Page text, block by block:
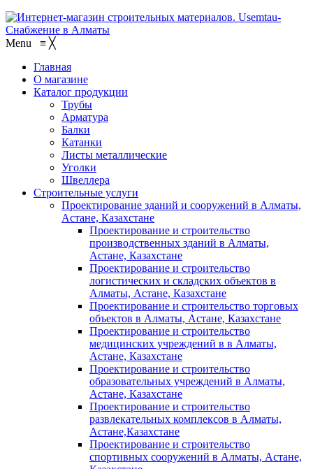
Menu ≡ ╳
Главная
О магазине
Каталог продукции
Трубы
Арматура
Балки
Катанки
Листы металлические
Уголки
Швеллера
Строительные услуги
Проектирование зданий и сооружений в Алматы,
Астане, Казахстане
Проектирование и строительство
производственных зданий в Алматы,
Астане, Казахстане
Проектирование и строительство
логистических и складских объектов в
Алматы, Астане, Казахстане
Проектирование и строительство торговых
объектов в Алматы, Астане, Казахстане
Проектирование и строительство
медицинских учреждений в в Алматы,
Астане, Казахстане
Проектирование и строительство
образовательных учреждений в Алматы,
Астане, Казахстане
Проектирование и строительство
развлекательных комплексов в Алматы,
Астане,Казахстане
Проектирование и строительство
спортивных сооружений в Алматы, Астане,